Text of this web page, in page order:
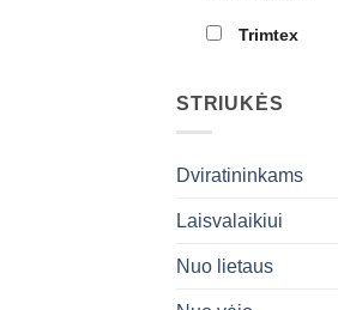
Trimtex
STRIUKĖS
Dviratininkams
Laisvalaikiui
Nuo lietaus